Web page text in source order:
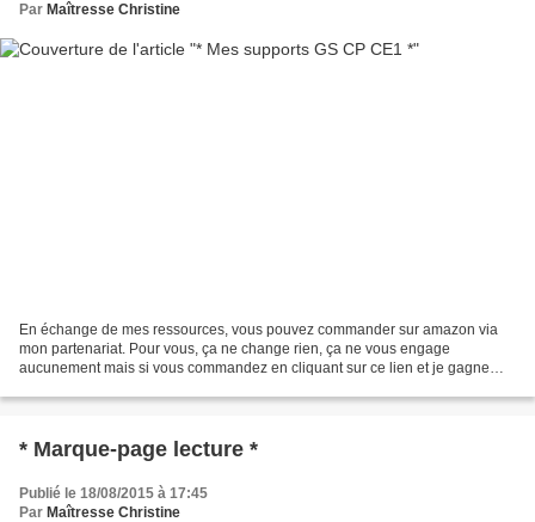
Par Maîtresse Christine
En échange de mes ressources, vous pouvez commander sur amazon via
mon partenariat. Pour vous, ça ne change rien, ça ne vous engage
aucunement mais si vous commandez en cliquant sur ce lien et je gagne
* Marque-page lecture *
Publié le 18/08/2015 à 17:45
Par Maîtresse Christine